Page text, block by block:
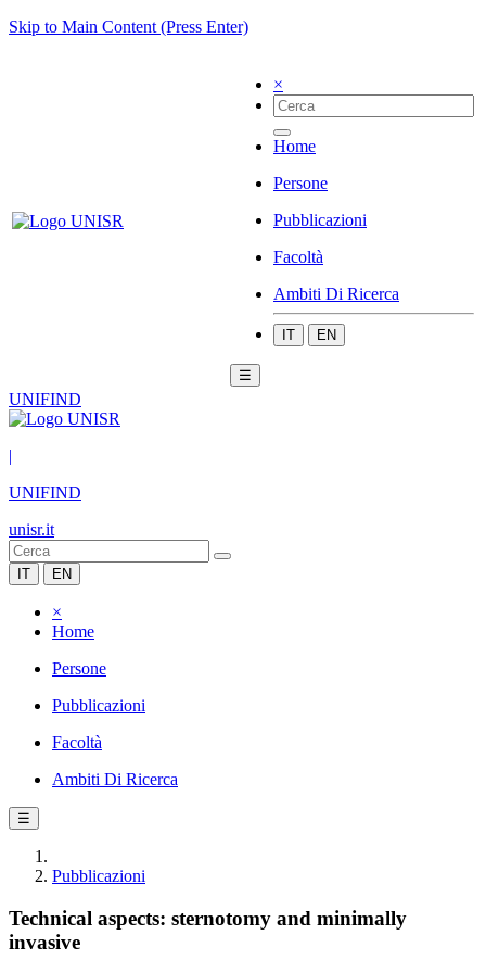
Skip to Main Content (Press Enter)
×
Home
Persone
Pubblicazioni
Facoltà
Ambiti Di Ricerca
IT EN
☰
UNIFIND
|
UNIFIND
unisr.it
IT EN
×
Home
Persone
Pubblicazioni
Facoltà
Ambiti Di Ricerca
☰
Pubblicazioni
Technical aspects: sternotomy and minimally
invasive